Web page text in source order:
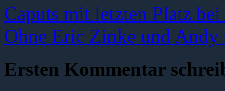
Caputs mit letzten Platz
Ohne Eric Zinke und Andy
Ersten Kommentar